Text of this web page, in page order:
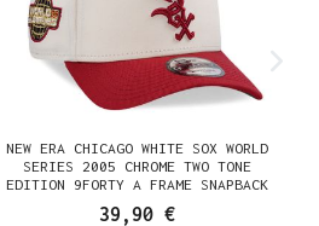
NEW ERA CHICAGO WHITE SOX WORLD
SERIES 2005 CHROME TWO TONE
EDITION 9FORTY A FRAME SNAPBACK
CAP
39,90 €